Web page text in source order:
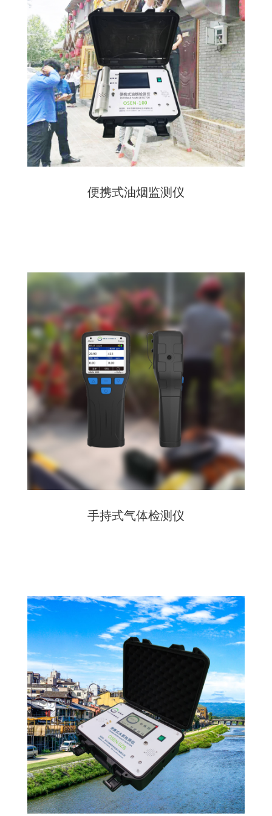
便携式油烟监测仪
手持式气体检测仪